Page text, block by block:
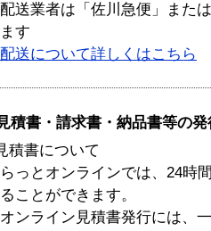
送業者は「佐川急便」また
す
配送について詳しくはこちら
積書・請求書・納品書等の
積書について
っとオンラインでは、24時
ことができます。
ンライン見積書発行には、